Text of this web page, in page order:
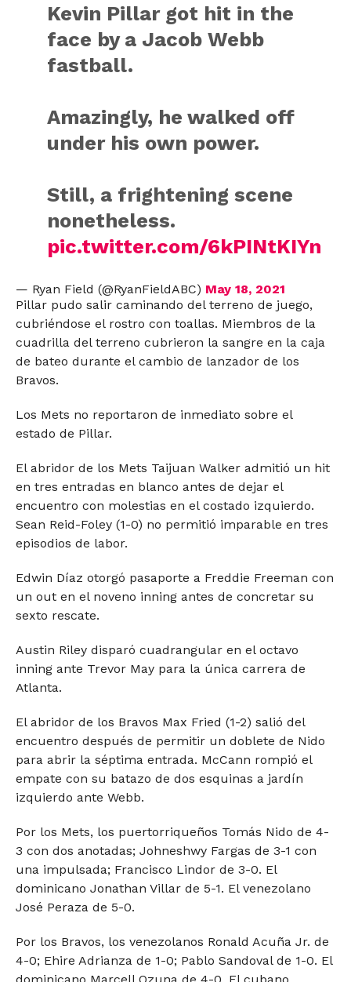
Kevin Pillar got hit in the
face by a Jacob Webb
fastball.
Amazingly, he walked off
under his own power.
Still, a frightening scene
nonetheless.
pic.twitter.com/6kPINtKIYn
— Ryan Field (@RyanFieldABC) May 18, 2021
Pillar pudo salir caminando del terreno de juego,
cubriéndose el rostro con toallas. Miembros de la
cuadrilla del terreno cubrieron la sangre en la caja
de bateo durante el cambio de lanzador de los
Bravos.
Los Mets no reportaron de inmediato sobre el
estado de Pillar.
El abridor de los Mets Taijuan Walker admitió un hit
en tres entradas en blanco antes de dejar el
encuentro con molestias en el costado izquierdo.
Sean Reid-Foley (1-0) no permitió imparable en tres
episodios de labor.
Edwin Díaz otorgó pasaporte a Freddie Freeman con
un out en el noveno inning antes de concretar su
sexto rescate.
Austin Riley disparó cuadrangular en el octavo
inning ante Trevor May para la única carrera de
Atlanta.
El abridor de los Bravos Max Fried (1-2) salió del
encuentro después de permitir un doblete de Nido
para abrir la séptima entrada. McCann rompió el
empate con su batazo de dos esquinas a jardín
izquierdo ante Webb.
Por los Mets, los puertorriqueños Tomás Nido de 4-
3 con dos anotadas; Johneshwy Fargas de 3-1 con
una impulsada; Francisco Lindor de 3-0. El
dominicano Jonathan Villar de 5-1. El venezolano
José Peraza de 5-0.
Por los Bravos, los venezolanos Ronald Acuña Jr. de
4-0; Ehire Adrianza de 1-0; Pablo Sandoval de 1-0. El